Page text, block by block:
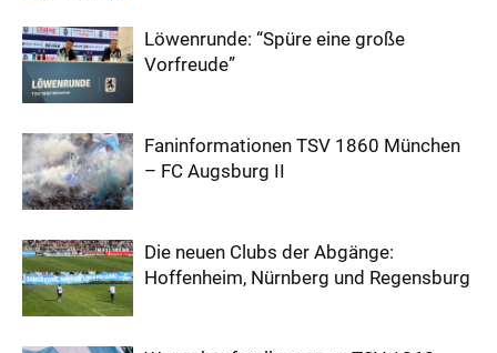
Löwenrunde: “Spüre eine große
Vorfreude”
Faninformationen TSV 1860 München
– FC Augsburg II
Die neuen Clubs der Abgänge:
Hoffenheim, Nürnberg und Regensburg